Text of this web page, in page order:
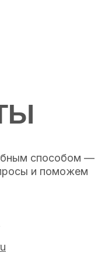
способом —
и поможем